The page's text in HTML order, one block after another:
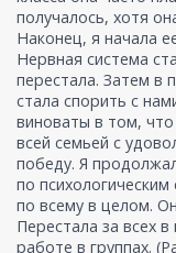
получалось, хотя
Наконец, я начала
Нервная система
перестала. Затем в
стала спорить с
виноваты в том,
всей семьей с
победу. Я
по
по всему в целом.
Перестала за всех
работе в группах.